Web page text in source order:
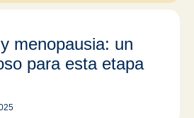
menopausia: un
para esta etapa